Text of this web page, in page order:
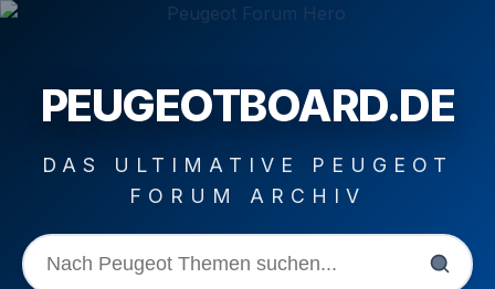
PEUGEOTBOARD.DE
DAS ULTIMATIVE PEUGEOT
FORUM ARCHIV